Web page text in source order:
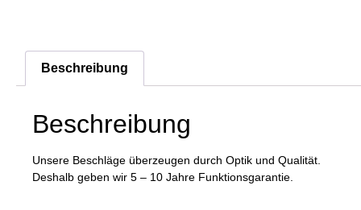
Beschreibung
Beschreibung
Unsere Beschläge überzeugen durch Optik und Qualität.
Deshalb geben wir 5 – 10 Jahre Funktionsgarantie.